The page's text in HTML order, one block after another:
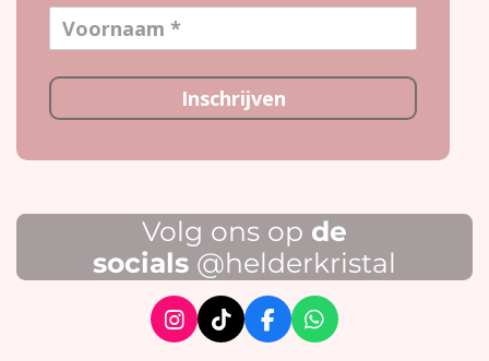
Inschrijven
Volg ons op de
socials @helderkristal
I
n
T
i
F
a
W
h